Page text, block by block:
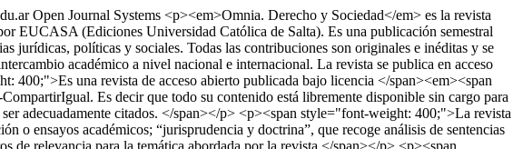
Open Journal Systems <p><em>Omnia. Derecho y Sociedad</em> es la revista
EUCASA (Ediciones Universidad Católica de Salta). Es una publicación semestral
jurídicas, políticas y sociales. Todas las contribuciones son originales e inéditas y se
académico a nivel nacional e internacional. La revista se publica en acceso
una revista de acceso abierto publicada bajo licencia </span><em><span
Es decir que todo su contenido está libremente disponible sin cargo para
adecuadamente citados. </span></p> <p><span style="font-weight: 400;">La revista
o ensayos académicos; “jurisprudencia y doctrina”, que recoge análisis de sentencias
de relevancia para la temática abordada por la revista.</span></p> <p><span